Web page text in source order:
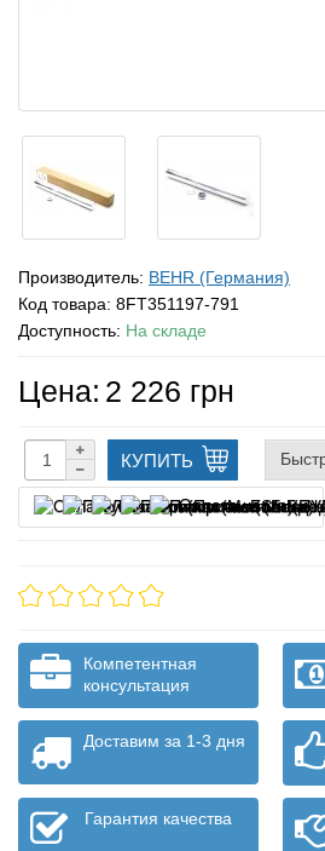
Производитель: BEHR (Германия)
Код товара: 8FT351197-791
Доступность: На складе
Цена: 2 226 грн
КУПИТЬ
Оплата частями
Компетентная
консультация
Доставим за 1-3 дня
Гарантия качества